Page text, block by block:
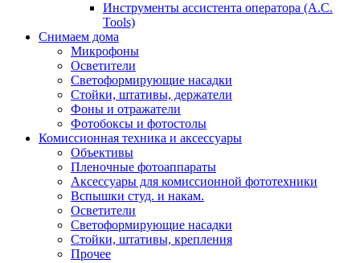
Инструменты ассистента оператора (A.C.
Tools)
Снимаем дома
Микрофоны
Осветители
Светоформирующие насадки
Стойки, штативы, держатели
Фоны и отражатели
Фотобоксы и фотостолы
Комиссионная техника и аксессуары
Объективы
Пленочные фотоаппараты
Аксессуары для комиссионной фототехники
Вспышки студ. и накам.
Осветители
Светоформирующие насадки
Стойки, штативы, крепления
Прочее